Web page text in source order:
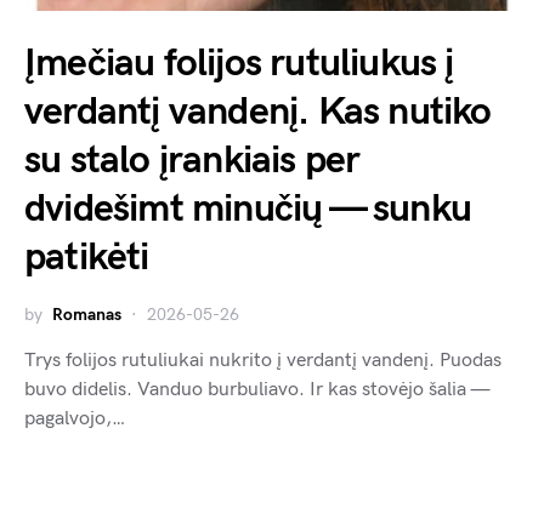
Įmečiau folijos rutuliukus į
verdantį vandenį. Kas nutiko
su stalo įrankiais per
dvidešimt minučių — sunku
patikėti
by Romanas 2026-05-26
Trys folijos rutuliukai nukrito į verdantį vandenį. Puodas
buvo didelis. Vanduo burbuliavo. Ir kas stovėjo šalia —
pagalvojo,…